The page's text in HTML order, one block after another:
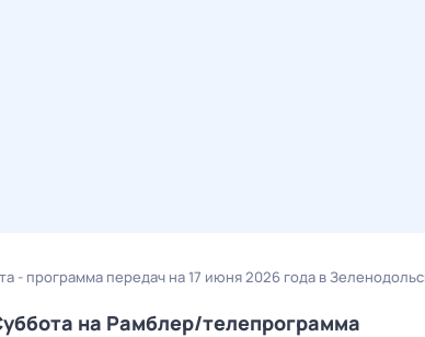
- программа передач на 17 июня 2026 года в
на Рамблер/телепрограмма